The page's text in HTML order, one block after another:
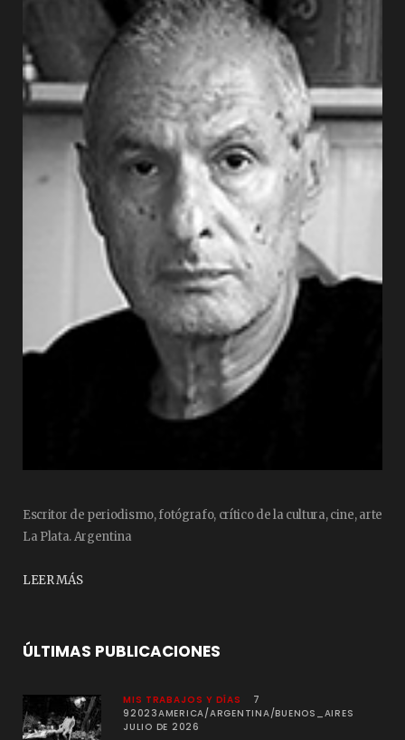
Escritor de periodismo, fotógrafo, crítico de la cultura, cine, arte
La Plata. Argentina
LEER MÁS
ÚLTIMAS PUBLICACIONES
MIS TRABAJOS Y DÍAS
7
92023AMERICA/ARGENTINA/BUENOS_AIRES
JULIO DE 2026